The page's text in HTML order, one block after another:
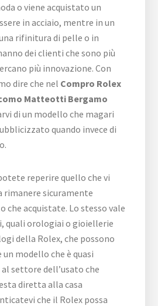
o viene acquistato un
in acciaio, mentre in un
rifinitura di pelle o in
dei clienti che sono più
più innovazione. Con
dire che nel Compro Rolex
Matteotti Bergamo
di un modello che magari
quando invece di
reperire quello che vi
rimanere sicuramente
che acquistate. Lo stesso vale
quali orologiai o gioiellerie
della Rolex, che possono
modello che è quasi
settore dell’usato che
diretta alla casa
che il Rolex possa